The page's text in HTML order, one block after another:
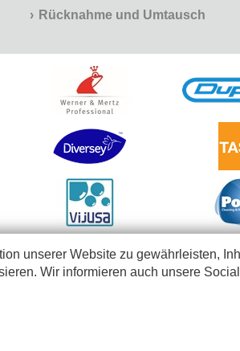
unserer Website zu gewährleisten,
Wir informieren auch unsere
Rücknahme und Umtausch